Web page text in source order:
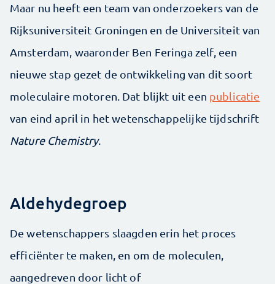
Maar nu heeft een team van onderzoekers van de
Rijksuniversiteit Groningen en de Universiteit van
Amsterdam, waaronder Ben Feringa zelf, een
nieuwe stap gezet de ontwikkeling van dit soort
moleculaire motoren. Dat blijkt uit een publicatie
van eind april in het wetenschappelijke tijdschrift
Nature Chemistry.
Aldehydegroep
De wetenschappers slaagden erin het proces
efficiënter te maken, en om de moleculen,
aangedreven door licht of